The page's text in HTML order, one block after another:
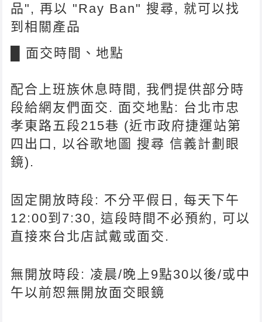
品", 再以 "Ray Ban" 搜尋, 就可以找
到相關產品
█ 面交時間、地點
配合上班族休息時間, 我們提供部分時
段給網友們面交. 面交地點: 台北市忠
孝東路五段215巷 (近市政府捷運站第
四出口, 以谷歌地圖 搜尋 信義計劃眼
鏡).
固定開放時段: 不分平假日, 每天下午
12:00到7:30, 這段時間不必預約, 可以
直接來台北店試戴或面交.
無開放時段: 凌晨/晚上9點30以後/或中
午以前恕無開放面交眼鏡